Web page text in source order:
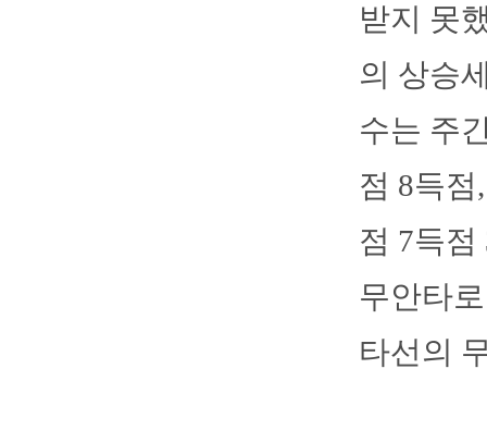
받지 못
의 상승
수는 주
점 8득
점 7득
무안타
타선의